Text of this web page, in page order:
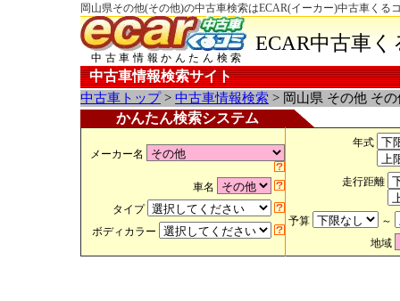
岡山県その他(その他)の中古車検索はECAR(イーカー)中古車くる
中古車情報かんたん検索
ECAR中古車
中古車情報検索サイト
中古車トップ> 中古車情報検索 > 岡山県 その他 そ
かんたん検索システム
メーカー名
車名
タイプ
ボディカラー
年式
走行距離
予算
～
地域